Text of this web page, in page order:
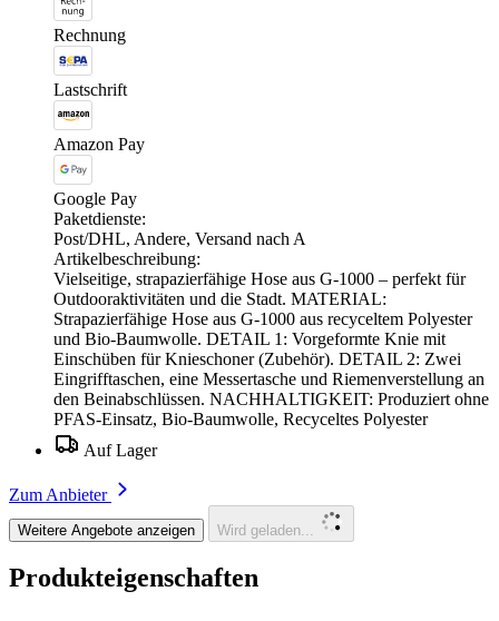
Rechnung
Lastschrift
Amazon Pay
Google Pay
Paketdienste:
Post/DHL, Andere, Versand nach A
Artikelbeschreibung:
Vielseitige, strapazierfähige Hose aus G-1000 – perfekt für
Outdooraktivitäten und die Stadt. MATERIAL:
Strapazierfähige Hose aus G-1000 aus recyceltem Polyester
und Bio-Baumwolle. DETAIL 1: Vorgeformte Knie mit
Einschüben für Knieschoner (Zubehör). DETAIL 2: Zwei
Eingrifftaschen, eine Messertasche und Riemenverstellung an
den Beinabschlüssen. NACHHALTIGKEIT: Produziert ohne
PFAS-Einsatz, Bio-Baumwolle, Recyceltes Polyester
Auf Lager
Zum Anbieter
Weitere Angebote anzeigen Wird geladen...
Produkteigenschaften